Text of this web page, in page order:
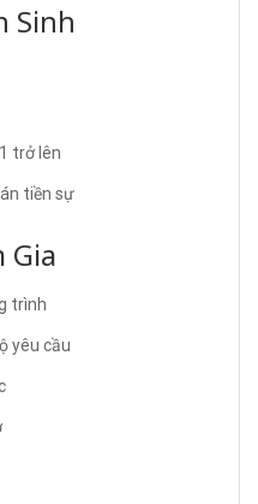
Sinh
trở lên
tiền sự
Gia
trình
yêu cầu